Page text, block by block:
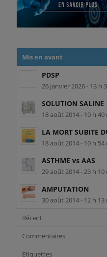
Mis en avant
PDSP
26 janvier 2026 - 13 h
SOLUTION SALINE
18 août 2014 - 10 h 40
LA MORT SUBITE
18 août 2014 - 10 h 54
ASTHME vs AAS
29 août 2014 - 23 h 10
AMPUTATION
30 août 2014 - 12 h 13
Récent
Commentaires
Etiquettes